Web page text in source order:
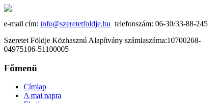
e-mail cím: info@szeretetfoldje.hu telefonszám: 06-30/33-88-245
Szeretet Földje Közhasznú Alapítvány számlaszáma:10700268-
04975106-51100005
Főmenü
Címlap
A mai napra